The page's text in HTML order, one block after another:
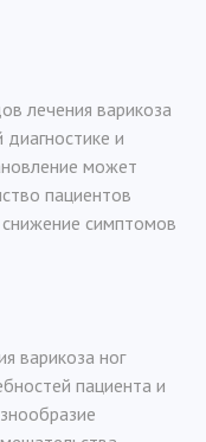
лечения варикоза
и
может
пациентов
симптомов
варикоза ног
пациента и